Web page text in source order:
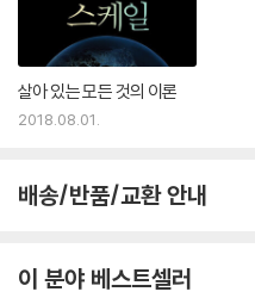
살아 있는 모든 것의 이론
2018.08.01.
배송/반품/교환 안내
이 분야 베스트셀러